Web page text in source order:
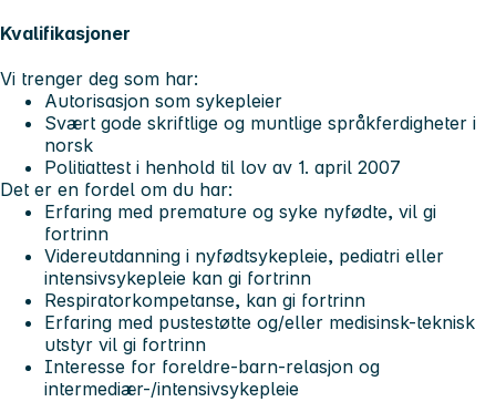
Kvalifikasjoner
Vi trenger deg som har:
Autorisasjon som sykepleier
Svært gode skriftlige og muntlige språkferdigheter i
norsk
Politiattest i henhold til lov av 1. april 2007
Det er en fordel om du har:
Erfaring med premature og syke nyfødte, vil gi
fortrinn
Videreutdanning i nyfødtsykepleie, pediatri eller
intensivsykepleie kan gi fortrinn
Respiratorkompetanse, kan gi fortrinn
Erfaring med pustestøtte og/eller medisinsk-teknisk
utstyr vil gi fortrinn
Interesse for foreldre-barn-relasjon og
intermediær-/intensivsykepleie